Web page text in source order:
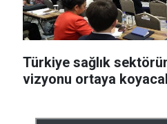
Türkiye sağlık
vizyonu ortaya